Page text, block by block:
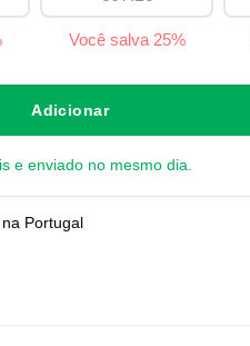
Você salva 25%
Adicionar
e enviado no mesmo dia.
Portugal